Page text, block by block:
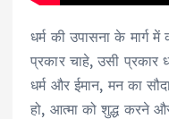
धर्म की उपासना के मार्ग
प्रकार चाहे, उसी प्रकार
धर्म और ईमान, मन का
हो, आत्‍मा को शुद्ध करने